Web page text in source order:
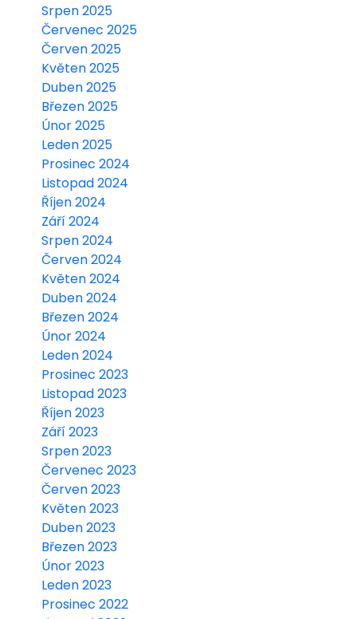
Srpen 2025
Červenec 2025
Červen 2025
Květen 2025
Duben 2025
Březen 2025
Únor 2025
Leden 2025
Prosinec 2024
Listopad 2024
Říjen 2024
Září 2024
Srpen 2024
Červen 2024
Květen 2024
Duben 2024
Březen 2024
Únor 2024
Leden 2024
Prosinec 2023
Listopad 2023
Říjen 2023
Září 2023
Srpen 2023
Červenec 2023
Červen 2023
Květen 2023
Duben 2023
Březen 2023
Únor 2023
Leden 2023
Prosinec 2022